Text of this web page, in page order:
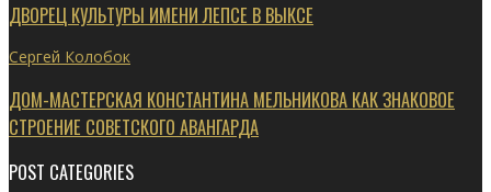
ДВОРЕЦ КУЛЬТУРЫ ИМЕНИ ЛЕПСЕ В ВЫКСЕ
Сергей Колобок
ДОМ-МАСТЕРСКАЯ КОНСТАНТИНА МЕЛЬНИКОВА КАК ЗНАКОВОЕ
СТРОЕНИЕ СОВЕТСКОГО АВАНГАРДА
POST CATEGORIES